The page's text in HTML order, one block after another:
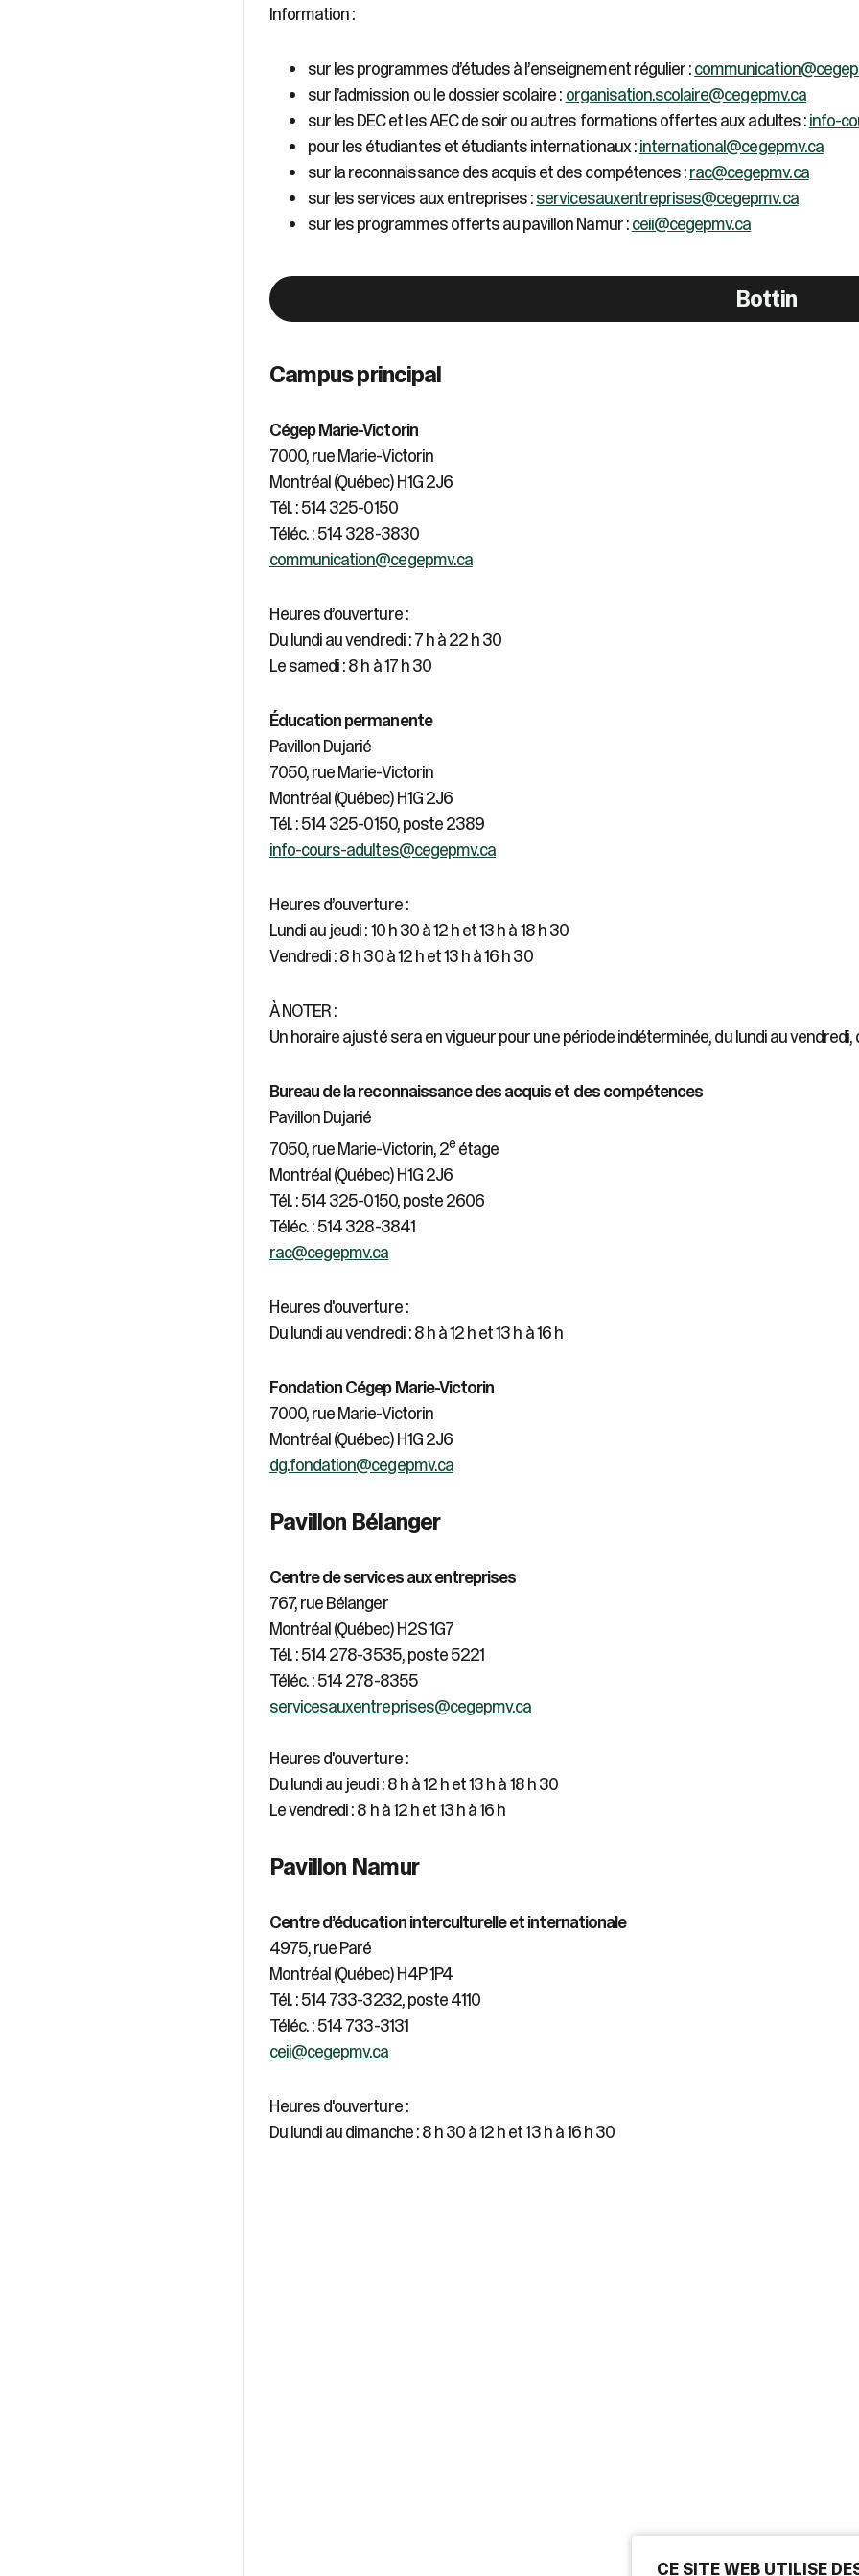
CE SITE WEB UTILISE
d'appareils
tactiles
peuvent
se
servir
de
gestes
tels
que
et
Information :
sur les programmes d’études à l’enseignement régulier :
sur l’admission ou le dossier scolaire : organisation.scolaire@cegepmv.ca
sur les DEC et les AEC de soir ou autres formations offertes aux adultes :info-
pour les étudiantes et étudiants internationaux :international@cegepmv.ca
sur la reconnaissance des acquis et des compétences :rac@cegepmv.ca
sur les services aux entreprises :servicesauxentreprises@cegepmv.ca
sur les programmes offerts au pavillon Namur :ceii@cegepmv.ca
Bottin
Campus principal
Cégep Marie-Victorin
7000, rue Marie-Victorin
Montréal (Québec) H1G 2J6
Tél. : 514 325-0150
Téléc. : 514 328-3830
communication@cegepmv.ca
Heures d’ouverture :
Du lundi au vendredi : 7 h à 22 h 30
Le samedi : 8 h à 17 h 30
Éducation permanente
Pavillon Dujarié
7050, rue Marie-Victorin
Montréal (Québec) H1G 2J6
Tél. : 514 325-0150, poste 2389
info-cours-adultes@cegepmv.ca
Heures d’ouverture :
Lundi au jeudi : 10 h 30 à 12 h et 13 h à 18 h 30
Vendredi : 8 h 30 à 12 h et 13 h à 16 h 30
À NOTER :
Un horaire ajusté sera en vigueur pour une période indéterminée, du lundi au vendredi,
Bureau de la reconnaissance des acquis et des compétences
Pavillon Dujarié
7050, rue Marie-Victorin, 2e étage
Montréal (Québec) H1G 2J6
Tél. : 514 325-0150, poste 2606
Téléc. : 514 328-3841
rac@cegepmv.ca
Heures d'ouverture :
Du lundi au vendredi : 8 h à 12 h et 13 h à 16 h
Fondation Cégep Marie-Victorin
7000, rue Marie-Victorin
Montréal (Québec) H1G 2J6
dg.fondation@cegepmv.ca
Pavillon Bélanger
Centre de services aux entreprises
767, rue Bélanger
Montréal (Québec) H2S 1G7
Tél. : 514 278-3535, poste 5221
Téléc. : 514 278-8355
servicesauxentreprises@cegepmv.ca
Heures d'ouverture :
Du lundi au jeudi : 8 h à 12 h et 13 h à 18 h 30
Le vendredi : 8 h à 12 h et 13 h à 16 h
Pavillon Namur
Centre d’éducation interculturelle et internationale
4975, rue Paré
Montréal (Québec) H4P 1P4
Tél. : 514 733-3232, poste 4110
Téléc. : 514 733-3131
ceii@cegepmv.ca
Heures d'ouverture :
Du lundi au dimanche : 8 h 30 à 12 h et 13 h à 16 h 30